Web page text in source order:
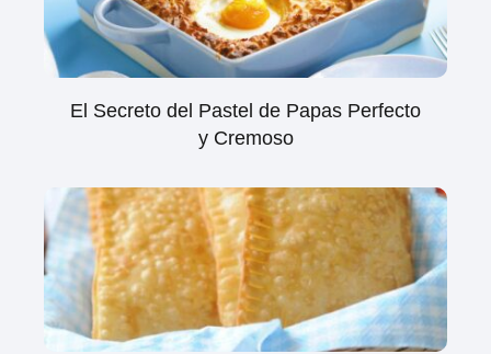
El Secreto del Pastel de Papas Perfecto
y Cremoso